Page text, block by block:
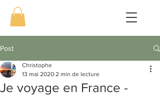
Post
Je voyage en France -
Christophe
13 mai 2020 2 min de lecture